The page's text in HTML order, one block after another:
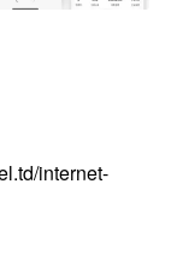
internet-